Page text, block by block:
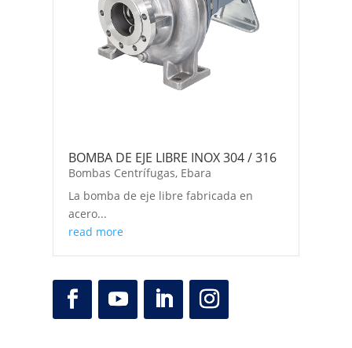
BOMBA DE EJE LIBRE INOX 304 / 316
Bombas Centrífugas, Ebara
La bomba de eje libre fabricada en
acero...
read more